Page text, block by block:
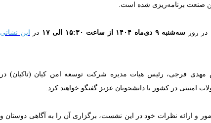
صنعت برنامه‌ریزی شده است.
در روز سه‌شنبه ۹ دی‌ماه ۱۴۰۴ از ساعت ۱۵:۳۰ الی ۱۷ در
این نشانی
فرجی، رئیس هیات مدیره شرکت توسعه امن کیان (تاکیان) در
امنیتی در کشور با دانشجویان عزیز گفتگو خواهند کرد.
و ارائه نظرات خود در این نشست، برگزاری آن را به آگاهی دوستان و